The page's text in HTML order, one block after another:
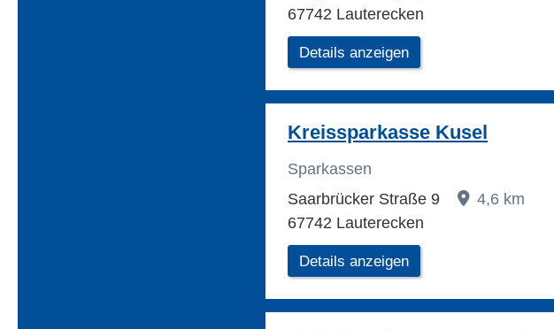
67742 Lauterecken
Details anzeigen
Kreissparkasse Kusel
Sparkassen
Saarbrücker Straße 9
4,6 km
67742 Lauterecken
Details anzeigen